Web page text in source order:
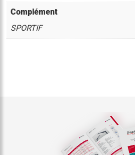
Complément
SPORTIF